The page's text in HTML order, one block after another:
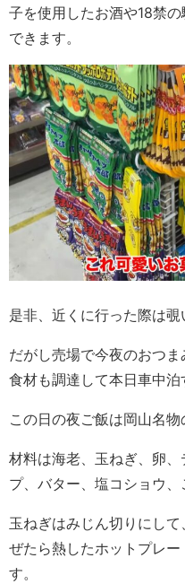
子を使用したお酒や18禁
できます。
是非、近くに行った際は覗
だがし売場で今夜のおつ
食材も調達して本日車中泊
この日の夜ご飯は岡山名物
材料は海老、玉ねぎ、卵
プ、バター、塩コショウ、
玉ねぎはみじん切りにし
ぜたら熱したホットプレ
す。